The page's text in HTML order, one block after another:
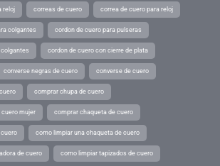
reloj correas de cuero correa de cuero para reloj
colgantes cordon de cuero para pulseras
cordon de cuero con cierre de plata
converse negras de cuero converse de cuero
comprar chupa de cuero
mujer comprar chaqueta de cuero
como limpiar una chaqueta de cuero
de cuero como limpiar tapizados de cuero